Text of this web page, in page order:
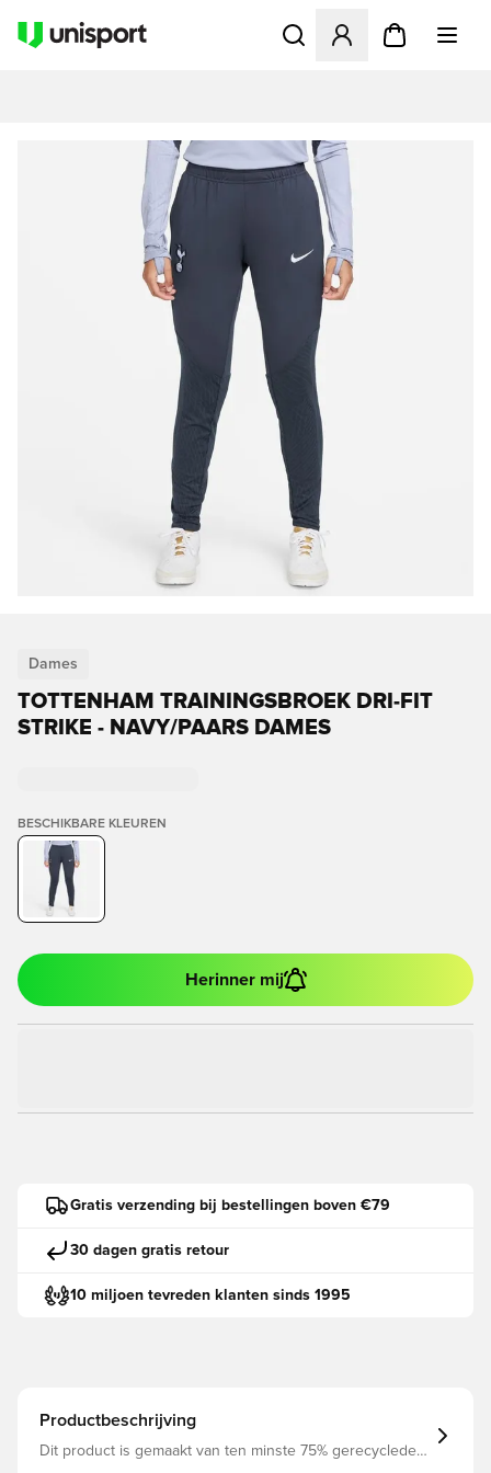
Opent een venster om in
Dames
TOTTENHAM TRAININGSBROEK DRI-FIT
STRIKE - NAVY/PAARS DAMES
BESCHIKBARE KLEUREN
Herinner mij
Gratis verzending bij bestellingen boven €79
30 dagen gratis retour
10 miljoen tevreden klanten sinds 1995
Productbeschrijving
Dit product is gemaakt van ten minste 75% gerecyclede